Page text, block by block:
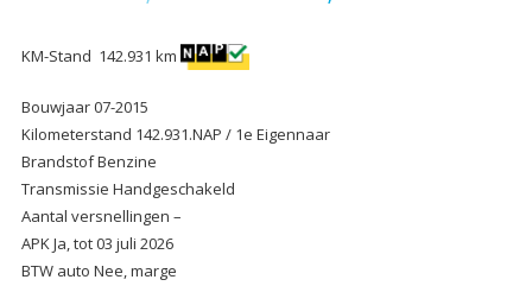
KM-Stand 142.931 km
Bouwjaar 07-2015
Kilometerstand 142.931.NAP / 1e Eigennaar
Brandstof Benzine
Transmissie Handgeschakeld
Aantal versnellingen –
APK Ja, tot 03 juli 2026
BTW auto Nee, marge